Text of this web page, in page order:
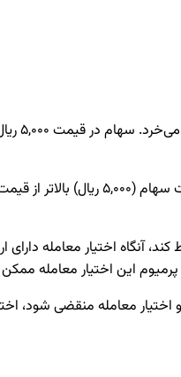
600 ریال یا بیشتر برسد، زیرا هنوز ارزش